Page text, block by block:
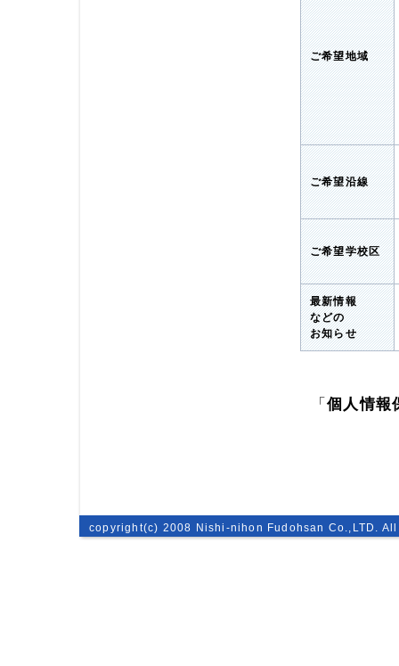
ご希望地域
ご希望沿線
ご希望学校区
最新情報
などの
お知らせ
「個人情報
copyright(c) 2008 Nishi-nihon Fudohsan Co.,LTD.